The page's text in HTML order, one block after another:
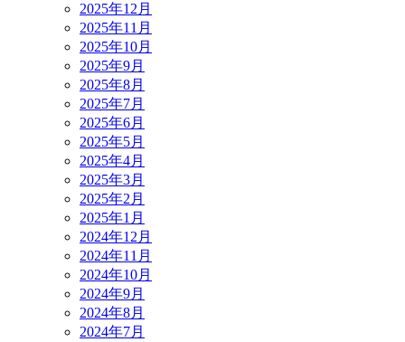
2025年12月
2025年11月
2025年10月
2025年9月
2025年8月
2025年7月
2025年6月
2025年5月
2025年4月
2025年3月
2025年2月
2025年1月
2024年12月
2024年11月
2024年10月
2024年9月
2024年8月
2024年7月